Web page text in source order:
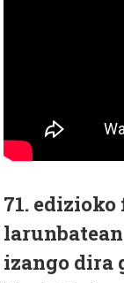
71.
izango dira